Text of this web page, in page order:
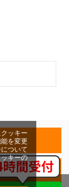
ッキー
を変更
ついて
キーの